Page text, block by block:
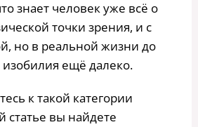
знает человек уже всё о
точки зрения, и с
но в реальной жизни до
ещё далеко.
к такой категории
статье вы найдете